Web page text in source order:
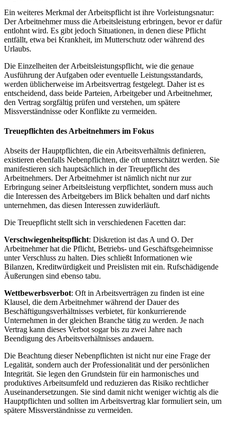
Ein weiteres Merkmal der Arbeitspflicht ist ihre Vorleistungsnatur:
Der Arbeitnehmer muss die Arbeitsleistung erbringen, bevor er dafür
entlohnt wird. Es gibt jedoch Situationen, in denen diese Pflicht
entfällt, etwa bei Krankheit, im Mutterschutz oder während des
Urlaubs.
Die Einzelheiten der Arbeitsleistungspflicht, wie die genaue
Ausführung der Aufgaben oder eventuelle Leistungsstandards,
werden üblicherweise im Arbeitsvertrag festgelegt. Daher ist es
entscheidend, dass beide Parteien, Arbeitgeber und Arbeitnehmer,
den Vertrag sorgfältig prüfen und verstehen, um spätere
Missverständnisse oder Konflikte zu vermeiden.
Treuepflichten des Arbeitnehmers im Fokus
Abseits der Hauptpflichten, die ein Arbeitsverhältnis definieren,
existieren ebenfalls Nebenpflichten, die oft unterschätzt werden. Sie
manifestieren sich hauptsächlich in der Treuepflicht des
Arbeitnehmers. Der Arbeitnehmer ist nämlich nicht nur zur
Erbringung seiner Arbeitsleistung verpflichtet, sondern muss auch
die Interessen des Arbeitgebers im Blick behalten und darf nichts
unternehmen, das diesen Interessen zuwiderläuft.
Die Treuepflicht stellt sich in verschiedenen Facetten dar:
Verschwiegenheitspflicht: Diskretion ist das A und O. Der
Arbeitnehmer hat die Pflicht, Betriebs- und Geschäftsgeheimnisse
unter Verschluss zu halten. Dies schließt Informationen wie
Bilanzen, Kreditwürdigkeit und Preislisten mit ein. Rufschädigende
Äußerungen sind ebenso tabu.
Wettbewerbsverbot: Oft in Arbeitsverträgen zu finden ist eine
Klausel, die dem Arbeitnehmer während der Dauer des
Beschäftigungsverhältnisses verbietet, für konkurrierende
Unternehmen in der gleichen Branche tätig zu werden. Je nach
Vertrag kann dieses Verbot sogar bis zu zwei Jahre nach
Beendigung des Arbeitsverhältnisses andauern.
Die Beachtung dieser Nebenpflichten ist nicht nur eine Frage der
Legalität, sondern auch der Professionalität und der persönlichen
Integrität. Sie legen den Grundstein für ein harmonisches und
produktives Arbeitsumfeld und reduzieren das Risiko rechtlicher
Auseinandersetzungen. Sie sind damit nicht weniger wichtig als die
Hauptpflichten und sollten im Arbeitsvertrag klar formuliert sein, um
spätere Missverständnisse zu vermeiden.